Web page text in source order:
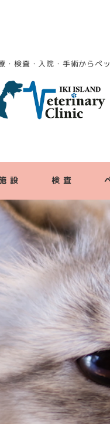
・検査・入院・手術からペ
設 検 査